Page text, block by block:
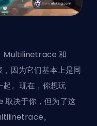
Multilinetrace 和
因为它们基本上是同
起。现在，你想玩
决于你，但为了这
。